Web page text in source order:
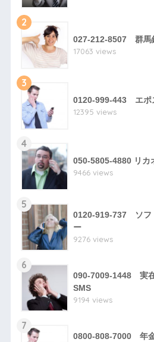
2
027-212-8507 群馬
17063 views
3
0120-999-443 エポ
12395 views
4
050-5805-4880 リカ
9466 views
5
0120-919-737 ソフ
ー
9276 views
6
090-7009-1448 実
SMS
9194 views
7
0800-808-7000 年